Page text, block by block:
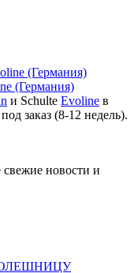
(Германия)
и Schulte Evoline в
заказ (8-12 недель).
новости и